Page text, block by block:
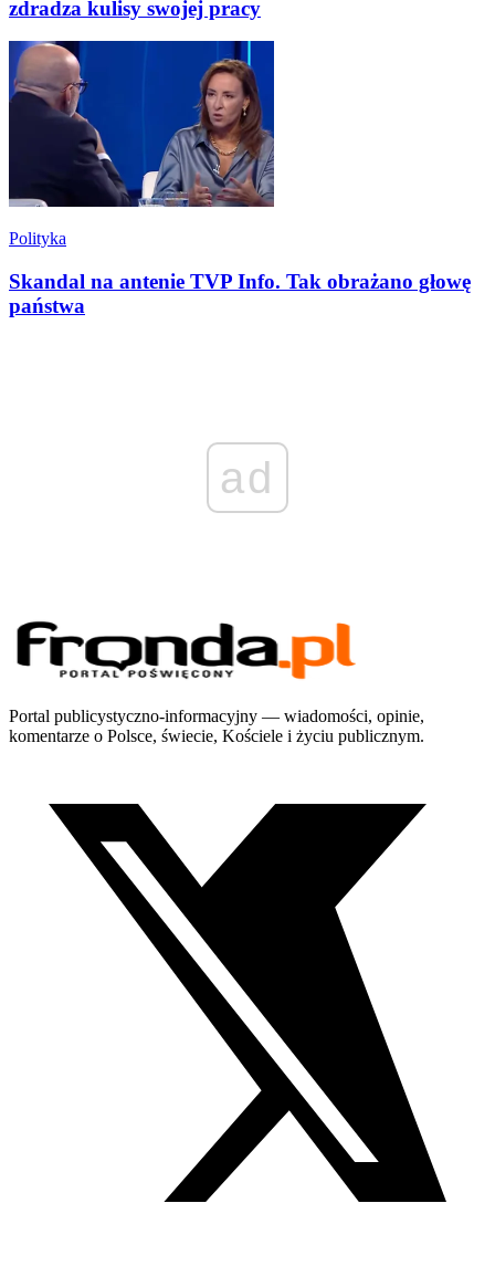
zdradza kulisy swojej pracy
Polityka
Skandal na antenie TVP Info. Tak obrażano głowę
państwa
ad
Portal publicystyczno-informacyjny — wiadomości, opinie,
komentarze o Polsce, świecie, Kościele i życiu publicznym.